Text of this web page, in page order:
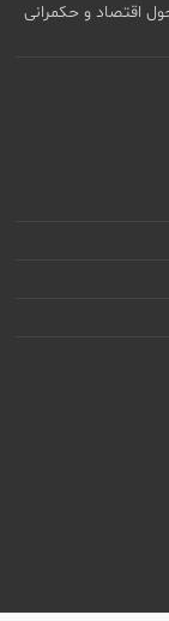
اقتصاد و حکمرانی